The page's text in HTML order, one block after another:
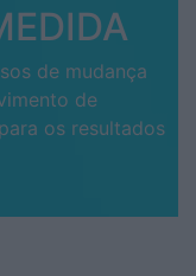
de mudança
de
os resultados